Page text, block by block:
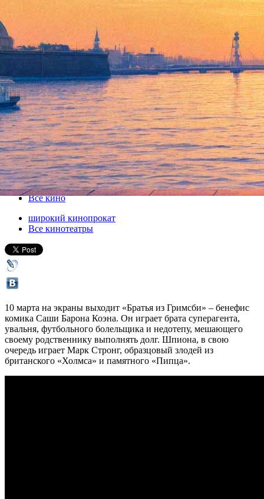
Саша Барон Коэн поможет
брату-шпиону спасти мир
10 марта 2016, четверг-23 марта 2016, среда
Версия для печати
Все кино
широкий кинопрокат
Все кинотеатры
10 марта на экраны выходит «Братья из Гримсби» – бенефис
комика Саши Барона Коэна. Он играет брата суперагента,
увальня, футбольного болельщика и недотепу, мешающего
своему родственнику выполнять долг. Шпиона, в свою
очередь играет Марк Стронг, образцовый злодей из
британского «Холмса» и памятного «Пипца».